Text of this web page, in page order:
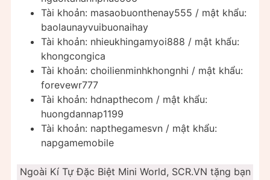
Tài khoản: masaobuonthenay555 / mật khẩu:
baolaunayvuibuonaihay
Tài khoản: nhieukhingamyoi888 / mật khẩu:
khongcongica
Tài khoản: choilienminhkhongnhi / mật khẩu:
forevewr777
Tài khoản: hdnapthecom / mật khẩu:
huongdannap1199
Tài khoản: napthegamesvn / mật khẩu:
napgamemobile
Ngoài Kí Tự Đặc Biệt Mini World, SCR.VN tặng bạn